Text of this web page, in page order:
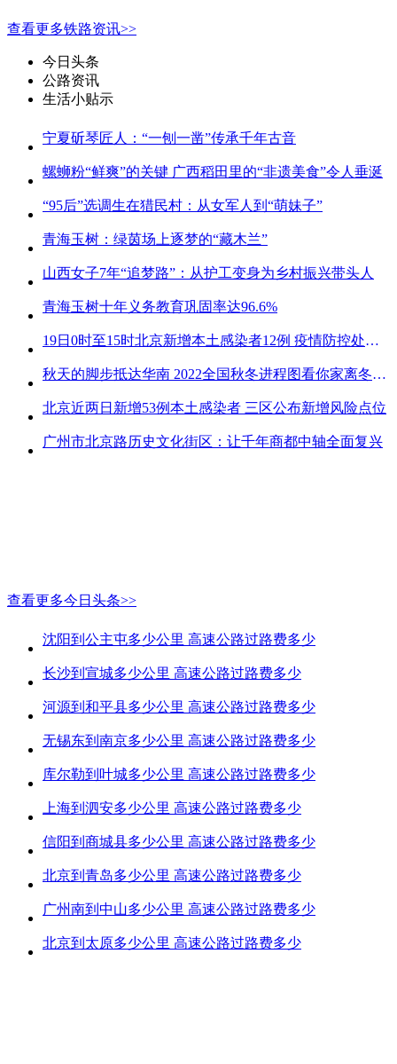
查看更多铁路资讯>>
今日头条
公路资讯
生活小贴示
宁夏斫琴匠人：“一刨一凿”传承千年古音
螺蛳粉“鲜爽”的关键 广西稻田里的“非遗美食”令人垂涎
“95后”选调生在猎民村：从女军人到“萌妹子”
青海玉树：绿茵场上逐梦的“藏木兰”
山西女子7年“追梦路”：从护工变身为乡村振兴带头人
青海玉树十年义务教育巩固率达96.6%
19日0时至15时北京新增本土感染者12例 疫情防控处关键时刻
秋天的脚步抵达华南 2022全国秋冬进程图看你家离冬天有多远
北京近两日新增53例本土感染者 三区公布新增风险点位
广州市北京路历史文化街区：让千年商都中轴全面复兴
查看更多今日头条>>
沈阳到公主屯多少公里 高速公路过路费多少
长沙到宣城多少公里 高速公路过路费多少
河源到和平县多少公里 高速公路过路费多少
无锡东到南京多少公里 高速公路过路费多少
库尔勒到叶城多少公里 高速公路过路费多少
上海到泗安多少公里 高速公路过路费多少
信阳到商城县多少公里 高速公路过路费多少
北京到青岛多少公里 高速公路过路费多少
广州南到中山多少公里 高速公路过路费多少
北京到太原多少公里 高速公路过路费多少